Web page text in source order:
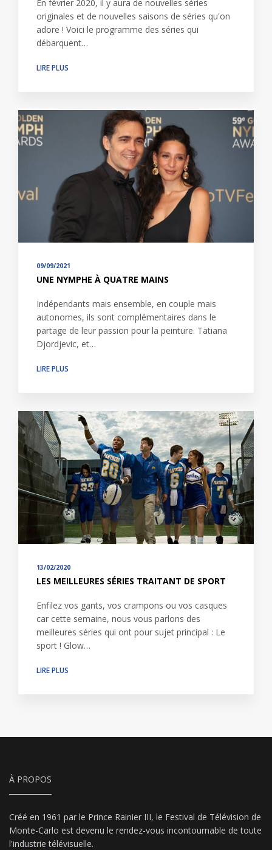
En février 2020, il y aura de nouvelles séries
originales et de nouvelles saisons de séries qu'on
adore ! Voici le programme des séries qui
débarquent…
LIRE PLUS
09/09/2021
UNE NYMPHE À QUATRE MAINS
Indépendants mais ensemble, en couple mais
autonomes, ils sont complémentaires dans le
partage de leur passion pour la peinture. Tatiana
Djordjevic, et…
LIRE PLUS
13/02/2020
LES MEILLEURES SÉRIES TRAITANT DE SPORT
Enfilez vos gants, vos crampons ou vos casques
car cette semaine, nous vous parlons des
meilleures séries qui ont pour sujet principal : Le
sport ! Glow…
LIRE PLUS
À PROPOS
Créé en 1961 par le Prince Rainier III, le Festival de Télévision de
Monte-Carlo est devenu le rendez-vous incontournable de toute
l'industrie télévisuelle.